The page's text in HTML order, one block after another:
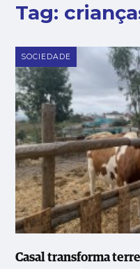
Tag:
SOCIEDADE
Casal transforma